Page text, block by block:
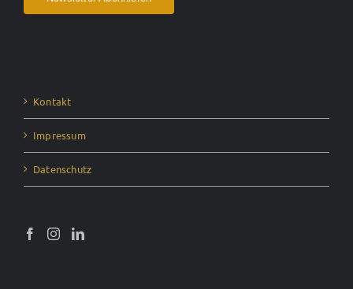
Kontakt
Impressum
Datenschutz